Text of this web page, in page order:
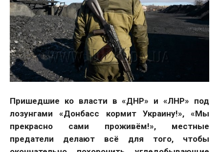
Пришедшие ко власти в «ДНР» и «ЛНР» под
лозунгами «Донбасс кормит Украину!», «Мы
прекрасно сами проживём!», местные
предатели делают всё для того, чтобы